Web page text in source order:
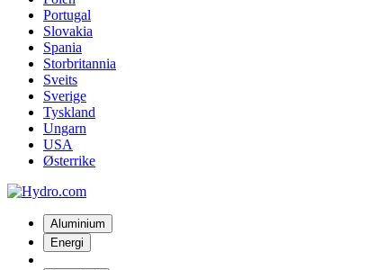
Portugal
Slovakia
Spania
Storbritannia
Sveits
Sverige
Tyskland
Ungarn
USA
Østerrike
Aluminium
Energi